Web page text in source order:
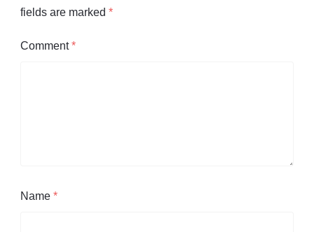
fields are marked *
Comment*
Name *